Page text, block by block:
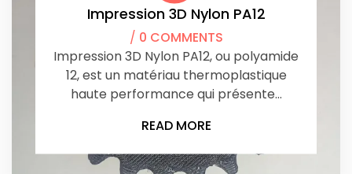
Impression 3D Nylon PA12
/ 0 COMMENTS
Impression 3D Nylon PA12, ou polyamide
12, est un matériau thermoplastique
haute performance qui présente…
READ MORE